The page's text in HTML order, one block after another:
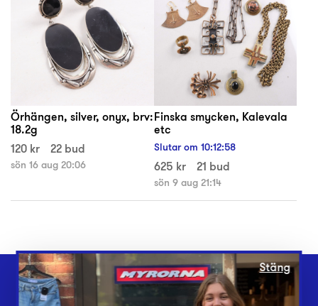
Örhängen, silver, onyx, brv:
18.2g
120 kr
22 bud
sön 16 aug 20:06
Finska smycken, Kalevala
etc
Slutar om 10:12:58
625 kr 21 bud
sön 9 aug 21:14
Webbshop
Stäng